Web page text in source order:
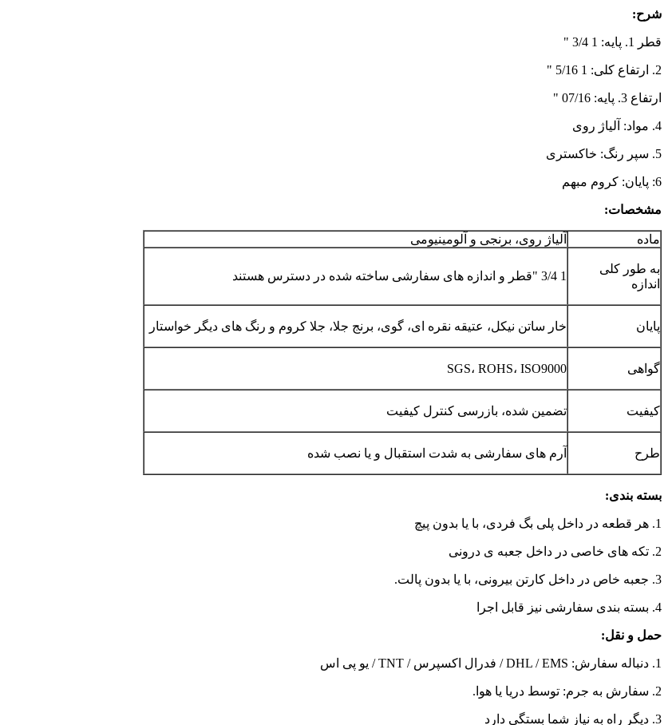
شرح:
قطر 1. پایه: 1 3/4 "
2. ارتفاع کلی: 1 5/16 "
ارتفاع 3. پایه: 07/16 "
4. مواد: آلیاژ روی
5. سپر رنگ: خاکستری
6: پایان: کروم مبهم
مشخصات:
ماده آلیاژ روی، برنجی و آلومینیومی
به طور کلی
اندازه
1 3/4 "قطر و اندازه های سفارشی ساخته شده در دسترس هستند
پایان خار ساتن نیکل، عتیقه نقره ای، گوی، برنج جلا، جلا کروم و رنگ های دیگر خواستار
گواهی SGS، ROHS، ISO9000
کیفیت تضمین شده، بازرسی کنترل کیفیت
طرح آرم های سفارشی به شدت استقبال و یا نصب شده
بسته بندی:
1. هر قطعه در داخل پلی بگ فردی، با یا بدون پیچ
2. تکه های خاصی در داخل جعبه ی درونی
3. جعبه خاص در داخل کارتن بیرونی، با یا بدون پالت.
4. بسته بندی سفارشی نیز قابل اجرا
حمل و نقل:
1. دنباله سفارش: DHL / EMS / فدرال اکسپرس / TNT / یو پی اس
2. سفارش به جرم: توسط دریا یا هوا.
3. دیگر راه به نیاز شما بستگی دارد